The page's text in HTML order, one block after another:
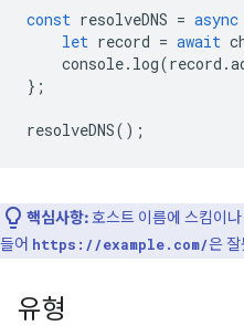
const resolveDNS = async
let record = await
console. log(record .
};
resolveDNS();
핵심사항:호스트 이름에 스킴이
들어 https://example.com/은
유형